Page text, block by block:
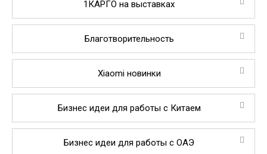
1КАРГО на выставках
Благотворительность
Xiaomi новинки
Бизнес идеи для работы с Китаем
Бизнес идеи для работы с ОАЭ